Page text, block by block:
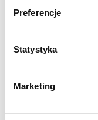
Preferencje
Statystyka
Marketing